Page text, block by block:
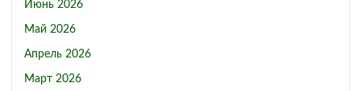
Июнь 2026
Май 2026
Апрель 2026
Март 2026